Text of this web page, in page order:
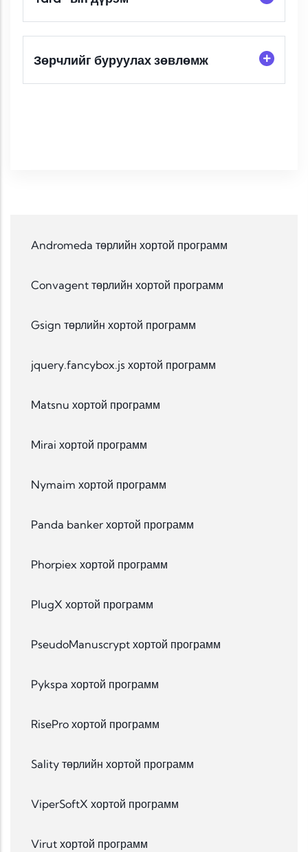
Зөрчлийг буруулах зөвлөмж
Andromeda төрлийн хортой программ
Convagent төрлийн хортой программ
Gsign төрлийн хортой программ
jquery.fancybox.js хортой программ
Matsnu хортой программ
Mirai хортой программ
Nymaim хортой программ
Panda banker хортой программ
Phorpiex хортой программ
PlugX хортой программ
PseudoManuscrypt хортой программ
Pykspa хортой программ
RisePro хортой программ
Sality төрлийн хортой программ
ViperSoftX хортой программ
Virut хортой программ